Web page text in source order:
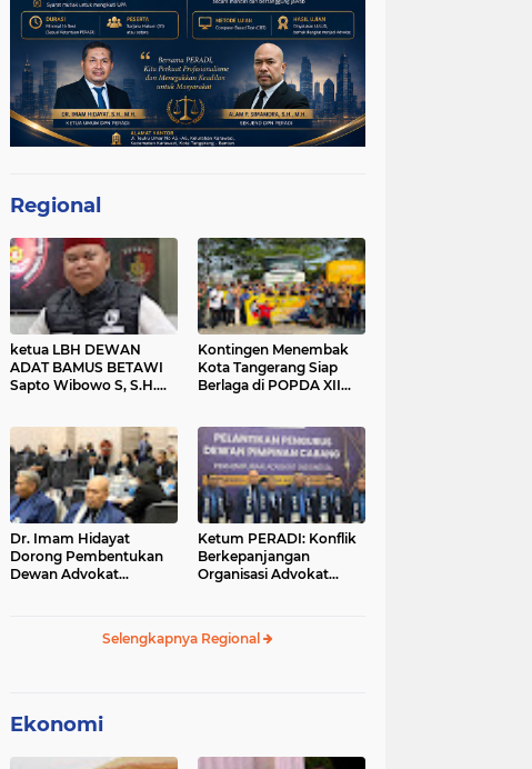
Regional
ketua LBH DEWAN
ADAT BAMUS BETAWI
Sapto Wibowo S, S.H.
Statement di Media
Kontingen Menembak
Kota Tangerang Siap
Berlaga di POPDA XII
Dr. Imam Hidayat
Dorong Pembentukan
Dewan Advokat
Ketum PERADI: Konflik
Berkepanjangan
Organisasi Advokat
Selengkapnya Regional
Ekonomi